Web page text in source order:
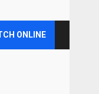
ONLINE